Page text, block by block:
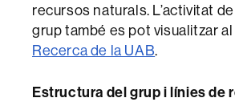
recursos naturals. L’activitat
grup també es pot visualitzar al
Recerca de la UAB.
Estructura del grupi línies de